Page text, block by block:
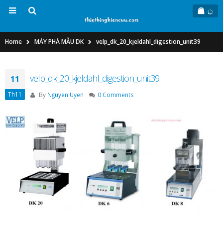
Home MÁY PHÁ MẪU DK velp_dk_20_kjeldahl_digestion_unit39
11
Th11
velp_dk_20_kjeldahl_digestion_unit39
By Nguyen Uyen 0 Comments